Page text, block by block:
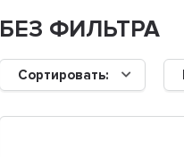
БЕЗ ФИЛЬТРА
Сортировать: